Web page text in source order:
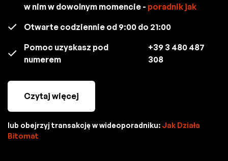
w nim w dowolnym momencie - poradnik jak
Otwarte codziennie od 9:00 do 21:00
Pomoc uzyskasz pod
numerem
+39 3 480 487
308
Czytaj więcej
lub obejrzyj transakcję w wideoporadniku: Jak Działa
Bitomat